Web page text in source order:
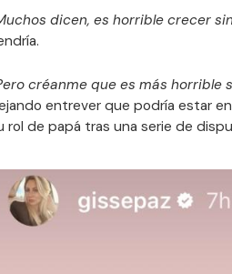
dicen, es horrible crecer
créanme que es más
entrever que podría estar
rol de papá tras una serie de